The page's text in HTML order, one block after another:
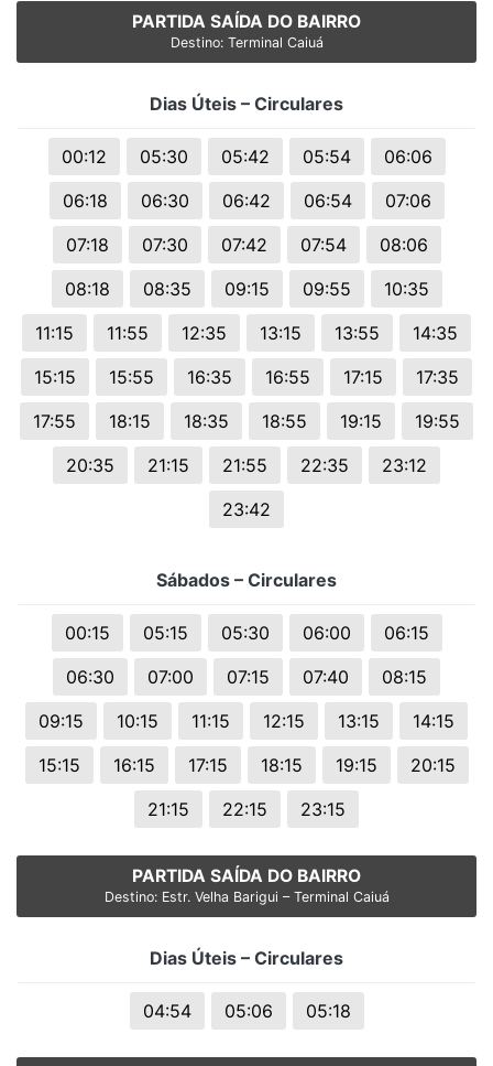
PARTIDA SAÍDA DO BAIRRO
Destino: Terminal Caiuá
Dias Úteis – Circulares
00:12 05:30 05:42 05:54
06:06
06:18
06:30 06:42 06:54
07:06
07:18
07:30 07:42 07:54
08:06
08:18
08:35 09:15 09:55
10:35
11:15
11:55 12:35 13:15 13:55
14:35
15:15
15:55 16:35 16:55 17:15
17:35
17:55
18:15 18:35 18:55 19:15
19:55
20:35
21:15 21:55 22:35
23:12
23:42
Sábados – Circulares
00:15 05:15 05:30 06:00
06:15
06:30
07:00 07:15 07:40
08:15
09:15
10:15 11:15 12:15 13:15
14:15
15:15
16:15 17:15 18:15 19:15
20:15
21:15
22:15 23:15
PARTIDA SAÍDA DO BAIRRO
Destino: Estr. Velha Barigui – Terminal Caiuá
Dias Úteis – Circulares
04:54 05:06 05:18